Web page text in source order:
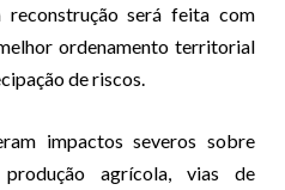
será feita com
ordenamento territorial
de riscos.
impactos severos sobre
produção agrícola, vias de